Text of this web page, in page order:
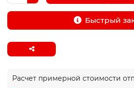
Быстрый
Расчет примерной стоимости